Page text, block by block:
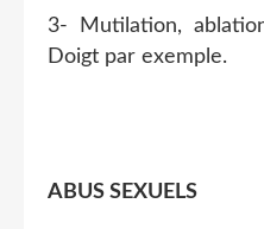
3- Mutilation,
Doigt par exemple.
ABUS SEXUELS